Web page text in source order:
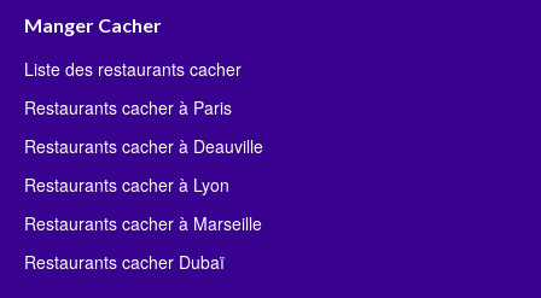
Manger Cacher
Liste des restaurants cacher
Restaurants cacher à Paris
Restaurants cacher à Deauville
Restaurants cacher à Lyon
Restaurants cacher à Marseille
Restaurants cacher Dubaï